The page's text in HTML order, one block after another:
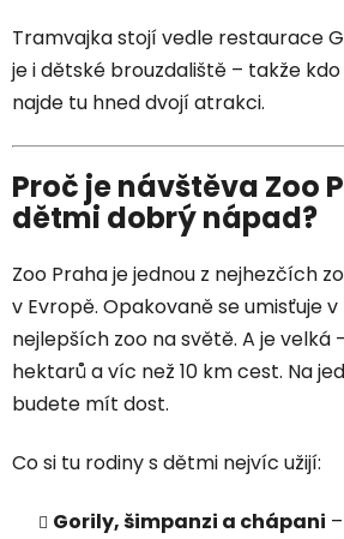
Tramvajka stojí vedle restaurace
je i dětské brouzdaliště – takže
najde tu hned dvojí atrakci.
Proč je návštěva Zoo
dětmi dobrý nápad?
Zoo Praha je jednou z nejhezčích
v Evropě. Opakovaně se umisťuje
nejlepších zoo na světě. A je velká
hektarů a víc než 10 km cest. Na
budete mít dost.
Co si tu rodiny s dětmi nejvíc užijí:
Gorily, šimpanzi a chápani